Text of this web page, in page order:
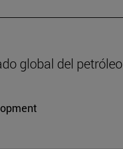
global del petróleo